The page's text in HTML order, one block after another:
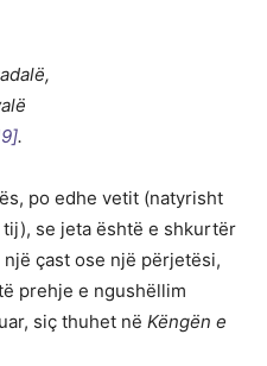
.
po edhe vetit (natyrisht
se jeta është e shkurtër
çast ose një përjetësi,
prehje e ngushëllim
siç thuhet në Këngën e